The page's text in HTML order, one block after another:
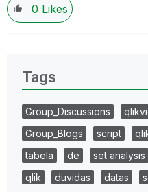
0 Likes
Tags
Group_Discussions
Group_Blogs
script
tabela
de set analysis
qlik
duvidas datas